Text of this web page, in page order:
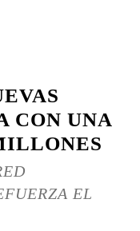
CON UNA
EL